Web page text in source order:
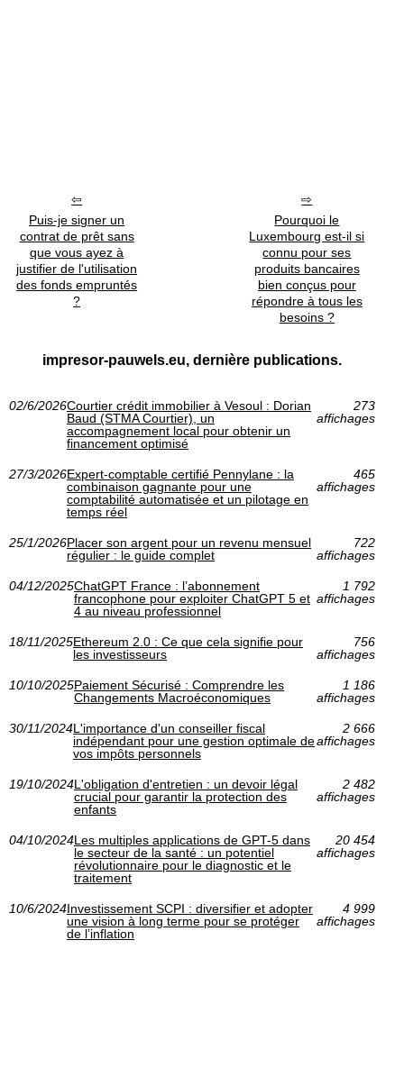
Puis-je signer un
contrat de prêt sans
que vous ayez à
justifier de l'utilisation
des fonds empruntés
?
Pourquoi le
Luxembourg est-il si
connu pour ses
produits bancaires
bien conçus pour
répondre à tous les
besoins ?
impresor-pauwels.eu, dernière publications.
02/6/2026Courtier crédit immobilier à Vesoul : Dorian
Baud (STMA Courtier), un
accompagnement local pour obtenir un
financement optimisé
273
affichages
27/3/2026Expert-comptable certifié Pennylane : la
combinaison gagnante pour une
comptabilité automatisée et un pilotage en
temps réel
465
affichages
25/1/2026Placer son argent pour un revenu mensuel
régulier : le guide complet
722
affichages
04/12/2025ChatGPT France : l’abonnement
francophone pour exploiter ChatGPT 5 et
4 au niveau professionnel
1 792
affichages
18/11/2025Ethereum 2.0 : Ce que cela signifie pour
les investisseurs
756
affichages
10/10/2025Paiement Sécurisé : Comprendre les
Changements Macroéconomiques
1 186
affichages
30/11/2024L'importance d'un conseiller fiscal
indépendant pour une gestion optimale de
vos impôts personnels
2 666
affichages
19/10/2024L'obligation d'entretien : un devoir légal
crucial pour garantir la protection des
enfants
2 482
affichages
04/10/2024Les multiples applications de GPT-5 dans
le secteur de la santé : un potentiel
révolutionnaire pour le diagnostic et le
traitement
20 454
affichages
10/6/2024Investissement SCPI : diversifier et adopter
une vision à long terme pour se protéger
de l’inflation
4 999
affichages